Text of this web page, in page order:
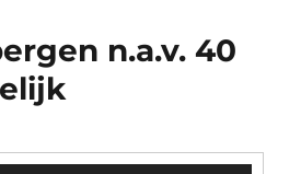
n.a.v. 40